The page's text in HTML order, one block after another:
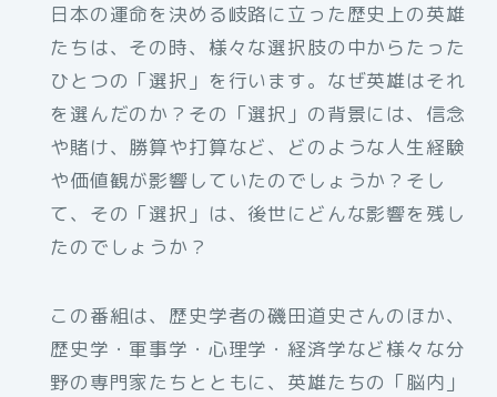
日本の運命を決める岐路に立った歴史上の英雄
たちは、その時、様々な選択肢の中からたった
ひとつの「選択」を行います。なぜ英雄はそれ
を選んだのか？その「選択」の背景には、信念
や賭け、勝算や打算など、どのような人生経験
や価値観が影響していたのでしょうか？そし
て、その「選択」は、後世にどんな影響を残し
たのでしょうか？
この番組は、歴史学者の磯田道史さんのほか、
歴史学・軍事学・心理学・経済学など様々な分
野の専門家たちとともに、英雄たちの「脳内」